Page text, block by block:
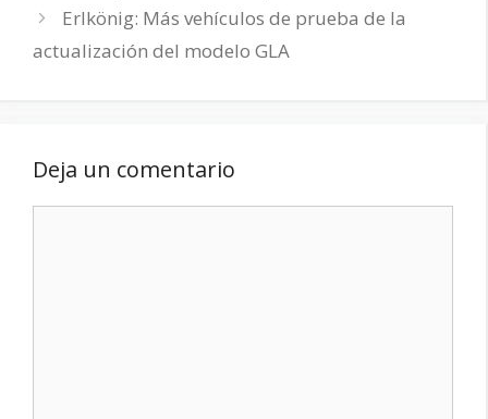
Erlkönig: Más vehículos de prueba de la
actualización del modelo GLA
Deja un comentario